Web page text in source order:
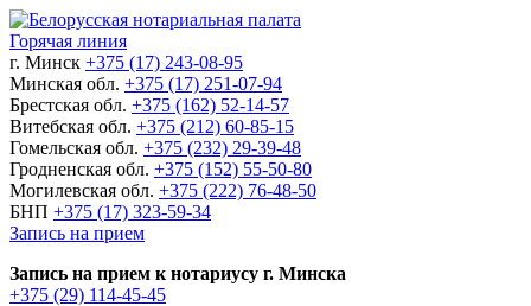
Горячая линия
г. Минск +375 (17) 243-08-95
Минская обл. +375 (17) 251-07-94
Брестская обл. +375 (162) 52-14-57
Витебская обл. +375 (212) 60-85-15
Гомельская обл. +375 (232) 29-39-48
Гродненская обл. +375 (152) 55-50-80
Могилевская обл. +375 (222) 76-48-50
БНП +375 (17) 323-59-34
Запись на прием
Запись на прием к нотариусу г. Минска
+375 (29) 114-45-45